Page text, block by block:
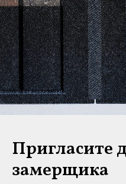
Пригласите
замерщика